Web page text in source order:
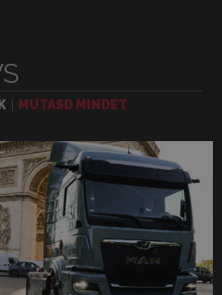
MUTASD MINDET